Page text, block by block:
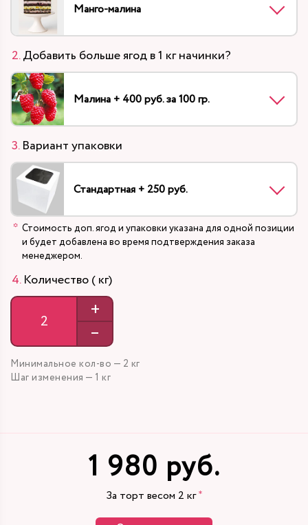
Манго-малина
Добавить больше ягод в 1 кг начинки?
Малина + 400 руб. за 100 гр.
Вариант упаковки
Стандартная + 250 руб.
Стоимость доп. ягод и упаковки указана для одной позиции
и будет добавлена во время подтверждения заказа
менеджером.
Количество ( кг)
+
–
Минимальное кол-во — 2 кг
Шаг изменения — 1 кг
1 980 руб.
За торт весом 2 кг